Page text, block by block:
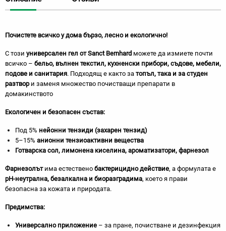
Почистете всичко у дома бързо, лесно и екологично!
С този универсален гел от Sanct Bernhard можете да измиете почти
всичко – бельо, вълнен текстил, кухненски прибори, съдове, мебели,
подове и санитария. Подходящ е както за топъл, така и за студен
разтвори заменя множество почистващи препарати в
домакинството
Екологичен и безопасен състав:
Под 5% нейонни тензиди (захарен тензид)
5–15% анионни тензиоактивни вещества
Готварска сол, лимонена киселина, ароматизатори, фарнезол
Фарнезолътима естествено бактерицидно действие, а формулата е
pH-неутрална, безалкална и биоразградима, което я прави
безопасна за кожата и природата.
Предимства:
Универсално приложение – за пране, почистване и дезинфекция